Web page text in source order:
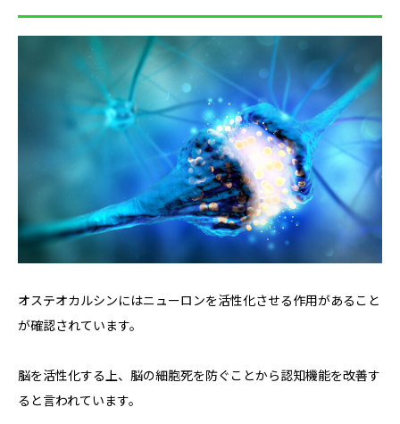
オステオカルシンにはニューロンを活性化させる作用があること
が確認されています。
脳を活性化する上、脳の細胞死を防ぐことから認知機能を改善す
ると言われています。